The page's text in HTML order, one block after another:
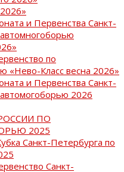
и Первенства Санкт-
по
«Нево-Класс весна 2026»
и Первенства Санкт-
2026
ПО
2025
Санкт-Петербурга по
Санкт-